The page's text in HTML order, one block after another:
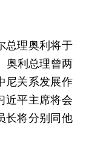
理奥利将于
奥利总理曾两
尼关系发展作
近平主席将会
长将分别同他